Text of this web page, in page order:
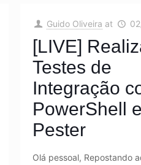
Guido Oliveira at
[LIVE]
Testes de
Integração
PowerShell e
Pester
Olá pessoal, Repostando